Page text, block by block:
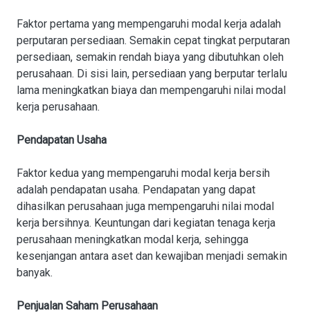
Faktor pertama yang mempengaruhi modal kerja adalah
perputaran persediaan. Semakin cepat tingkat perputaran
persediaan, semakin rendah biaya yang dibutuhkan oleh
perusahaan. Di sisi lain, persediaan yang berputar terlalu
lama meningkatkan biaya dan mempengaruhi nilai modal
kerja perusahaan.
Pendapatan Usaha
Faktor kedua yang mempengaruhi modal kerja bersih
adalah pendapatan usaha. Pendapatan yang dapat
dihasilkan perusahaan juga mempengaruhi nilai modal
kerja bersihnya. Keuntungan dari kegiatan tenaga kerja
perusahaan meningkatkan modal kerja, sehingga
kesenjangan antara aset dan kewajiban menjadi semakin
banyak.
Penjualan Saham Perusahaan